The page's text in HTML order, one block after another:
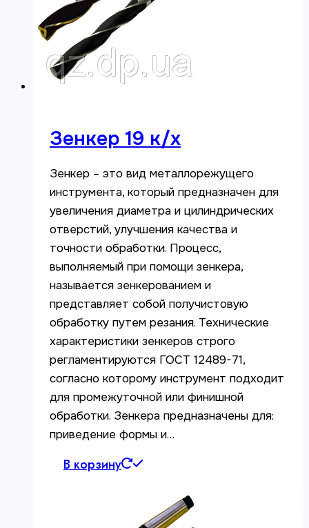
Зенкер 19 к/х
Зенкер – это вид металлорежущего
инструмента, который предназначен для
увеличения диаметра и цилиндрических
отверстий, улучшения качества и
точности обработки. Процесс,
выполняемый при помощи зенкера,
называется зенкерованием и
представляет собой получистовую
обработку путем резания. Технические
характеристики зенкеров строго
регламентируются ГОСТ 12489-71,
согласно которому инструмент подходит
для промежуточной или финишной
обработки. Зенкера предназначены для:
приведение формы и…
В корзину